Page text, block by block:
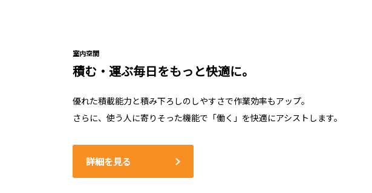
室内空間
積む・運ぶ毎日をもっと快適に。
優れた積載能力と積み下ろしのしやすさで作業効率もアップ。
さらに、使う人に寄りそった機能で「働く」を快適にアシストします。
詳細を見る